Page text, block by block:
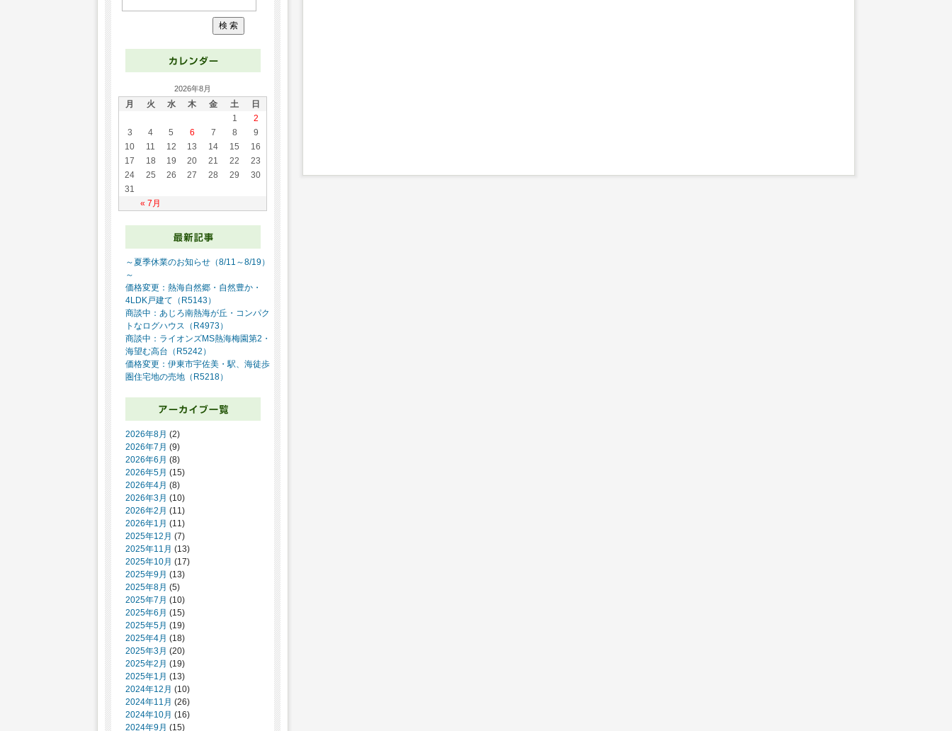
2026年8月
月 火 水 木 金 土 日
« 7月
1
2
3
4 5 6 7 8
9
10
11 12 13 14 15
16
17
18 19 20 21 22
23
24
25 26 27 28 29
30
31
～夏季休業のお知らせ（8/11～8/19）
～
価格変更：熱海自然郷・自然豊か・
4LDK戸建て（R5143）
商談中：あじろ南熱海が丘・コンパク
トなログハウス（R4973）
商談中：ライオンズMS熱海梅園第2・
海望む高台（R5242）
価格変更：伊東市宇佐美・駅、海徒歩
圏住宅地の売地（R5218）
2026年8月 (2)
2026年7月 (9)
2026年6月 (8)
2026年5月 (15)
2026年4月 (8)
2026年3月 (10)
2026年2月 (11)
2026年1月 (11)
2025年12月 (7)
2025年11月 (13)
2025年10月 (17)
2025年9月 (13)
2025年8月 (5)
2025年7月 (10)
2025年6月 (15)
2025年5月 (19)
2025年4月 (18)
2025年3月 (20)
2025年2月 (19)
2025年1月 (13)
2024年12月 (10)
2024年11月 (26)
2024年10月 (16)
2024年9月 (15)